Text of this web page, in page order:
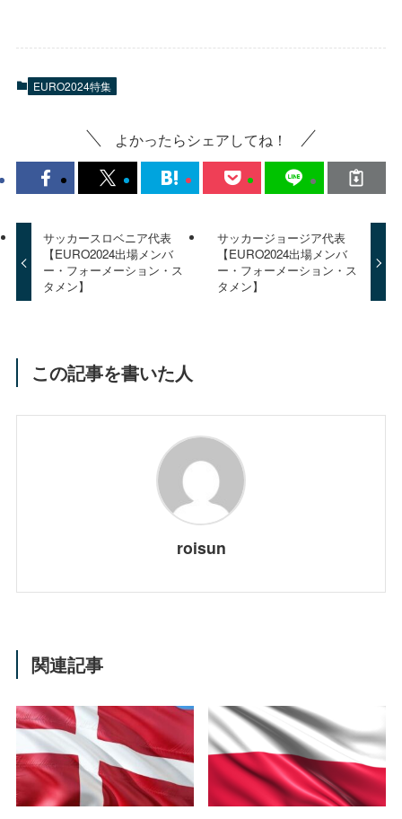
EURO2024特集
よかったらシェアしてね！
サッカースロベニア代表
【EURO2024出場メンバ
ー・フォーメーション・ス
タメン】
サッカージョージア代表
【EURO2024出場メンバ
ー・フォーメーション・ス
タメン】
この記事を書いた人
roisun
関連記事